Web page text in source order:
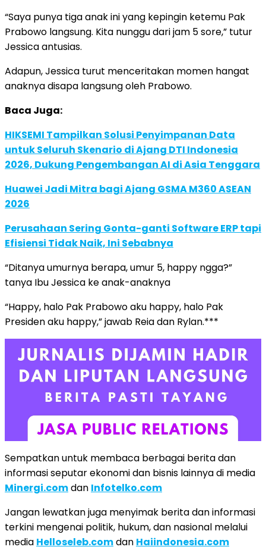
“Saya punya tiga anak ini yang kepingin ketemu Pak
Prabowo langsung. Kita nunggu dari jam 5 sore,” tutur
Jessica antusias.
Adapun, Jessica turut menceritakan momen hangat
anaknya disapa langsung oleh Prabowo.
Baca Juga:
HIKSEMI Tampilkan Solusi Penyimpanan Data
untuk Seluruh Skenario di Ajang DTI Indonesia
2026, Dukung Pengembangan AI di Asia Tenggara
Huawei Jadi Mitra bagi Ajang GSMA M360 ASEAN
2026
Perusahaan Sering Gonta-ganti Software ERP tapi
Efisiensi Tidak Naik, Ini Sebabnya
“Ditanya umurnya berapa, umur 5, happy ngga?”
tanya Ibu Jessica ke anak-anaknya
“Happy, halo Pak Prabowo aku happy, halo Pak
Presiden aku happy,” jawab Reia dan Rylan.***
Sempatkan untuk membaca berbagai berita dan
informasi seputar ekonomi dan bisnis lainnya di media
Minergi.comdan Infotelko.com
Jangan lewatkan juga menyimak berita dan informasi
terkini mengenai politik, hukum, dan nasional melalui
media Helloseleb.comdan Haiindonesia.com